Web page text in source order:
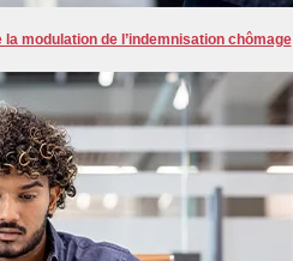
modulation de l’indemnisation chômage